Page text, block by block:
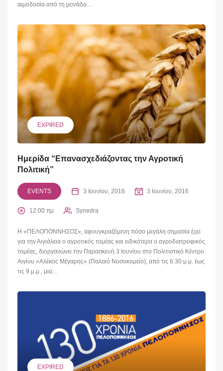
αιμοδοσία από τη μονάδα...
EXPIRED
Ημερίδα “Επανασχεδιάζοντας την Αγροτική
Πολιτική”
EVENTS 3 Ιουνίου, 2016 3 Ιουνίου, 2016
12:00 πμ Synedra
Η «ΠΕΛΟΠΟΝΝΗΣΟΣ», αφουγκραζόμενη πόσο μεγάλη σημασία έχει
για την Αιγιάλεια ο αγροτικός τομέας και ειδικότερα ο αγροδιατροφικός
τομέας, διοργανώνει την Παρασκευή 3 Ιουνίου στο Πολιτιστικό Κέντρο
Αιγίου «Αλέκος Μέγαρης» (Παλαιό Νοσοκομείο), από τις 6.30 μ.μ. έως
τις 9 μ.μ., μια...
EXPIRED